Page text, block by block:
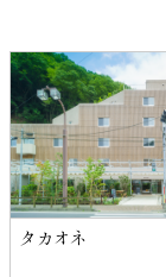
タカオネ